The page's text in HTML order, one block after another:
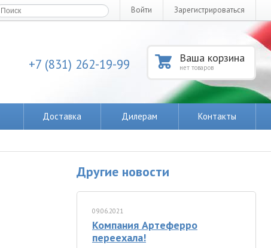
Войти Зарегистрироваться
Ваша корзина
нет товаров
+7 (831) 262-19-99
Доставка Дилерам Контакты
Другие новости
09.06.2021
Компания Артеферро
переехала!